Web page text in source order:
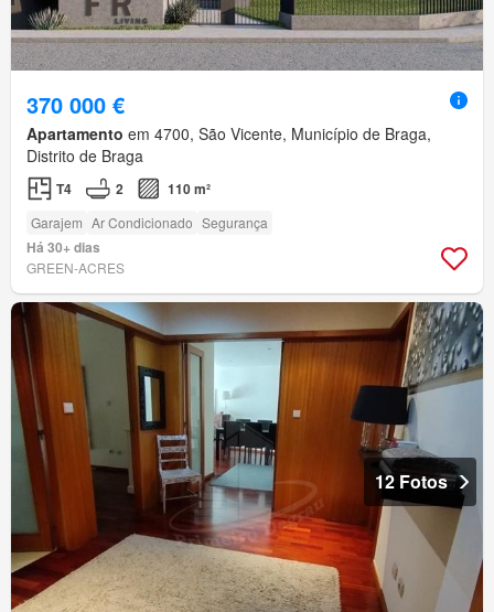
370 000 €
Apartamento em 4700, São Vicente, Município de Braga,
Distrito de Braga
T4 2 110 m²
Garajem Ar Condicionado Segurança
Há 30+ dias
GREEN-ACRES
12 Fotos